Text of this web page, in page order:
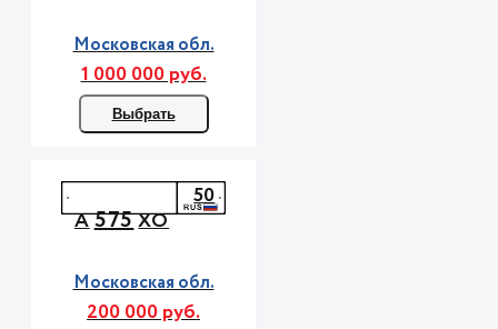
Московская обл.
1 000 000 руб.
Выбрать
А575ХО
50
Московская обл.
200 000 руб.